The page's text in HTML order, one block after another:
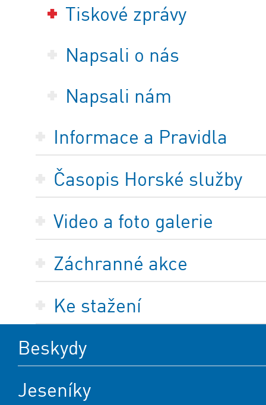
Tiskové zprávy
Napsali o nás
Napsali nám
Informace a Pravidla
Časopis Horské služby
Video a foto galerie
Záchranné akce
Ke stažení
Beskydy
Jeseníky